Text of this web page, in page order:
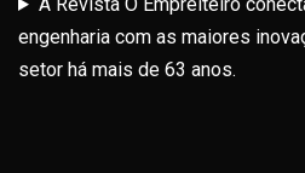
engenharia com as maiores
setor há mais de 63 anos.